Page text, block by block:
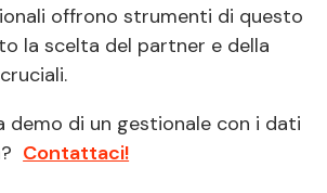
offrono strumenti di questo
la scelta del partner e della
demo di un gestionale con i dati
Contattaci!